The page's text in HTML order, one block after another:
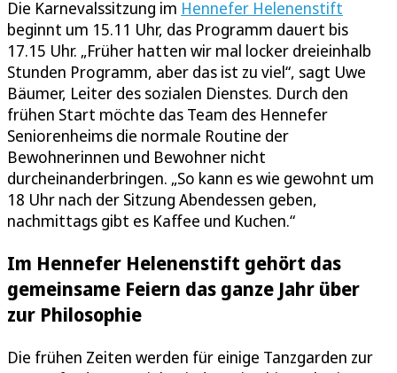
Die Karnevalssitzung im Hennefer Helenenstift
beginnt um 15.11 Uhr, das Programm dauert bis
17.15 Uhr. „Früher hatten wir mal locker dreieinhalb
Stunden Programm, aber das ist zu viel“, sagt Uwe
Bäumer, Leiter des sozialen Dienstes. Durch den
frühen Start möchte das Team des Hennefer
Seniorenheims die normale Routine der
Bewohnerinnen und Bewohner nicht
durcheinanderbringen. „So kann es wie gewohnt um
18 Uhr nach der Sitzung Abendessen geben,
nachmittags gibt es Kaffee und Kuchen.“
Im Hennefer Helenenstift gehört das
gemeinsame Feiern das ganze Jahr über
zur Philosophie
Die frühen Zeiten werden für einige Tanzgarden zur